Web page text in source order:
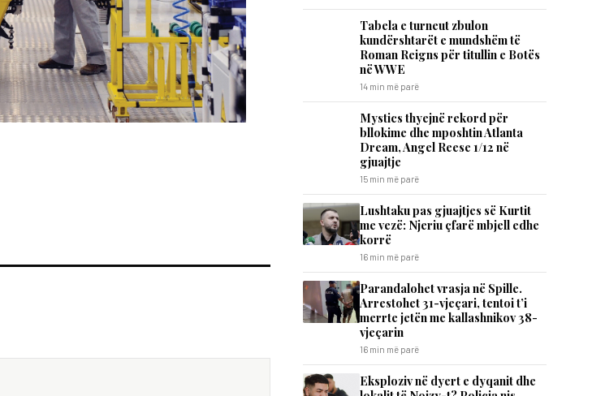
Tabela e turneut zbulon
kundërshtarët e mundshëm të
Roman Reigns për titullin e Botës
në WWE
14 min më parë
Mystics thyejnë rekord për
bllokime dhe mposhtin Atlanta
Dream, Angel Reese 1/12 në
gjuajtje
15 min më parë
​Lushtaku pas gjuajtjes së Kurtit
me vezë: Njeriu çfarë mbjell edhe
korrë
16 min më parë
Parandalohet vrasja në Spille.
Arrestohet 31-vjeçari, tentoi t’i
merrte jetën me kallashnikov 38-
vjeçarin
16 min më parë
Eksploziv në dyert e dyqanit dhe